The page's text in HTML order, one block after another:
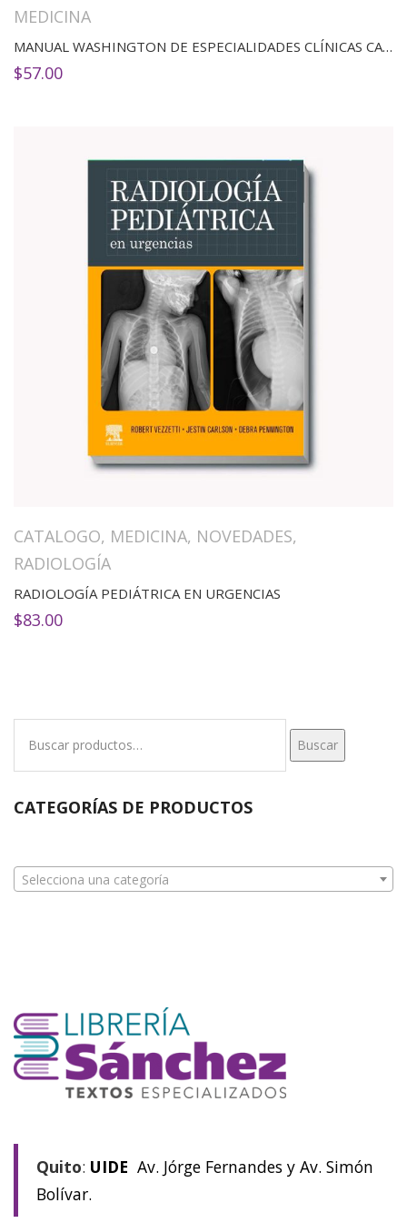
MEDICINA
MANUAL WASHINGTON DE ESPECIALIDADES CLÍNICAS CARDIOLOGÍA
$57.00
CATALOGO, MEDICINA, NOVEDADES,
RADIOLOGÍA
RADIOLOGÍA PEDIÁTRICA EN URGENCIAS
$83.00
Buscar
CATEGORÍAS DE PRODUCTOS
Selecciona una categoría
Quito: UIDE Av. Jórge Fernandes y Av. Simón
Bolívar.